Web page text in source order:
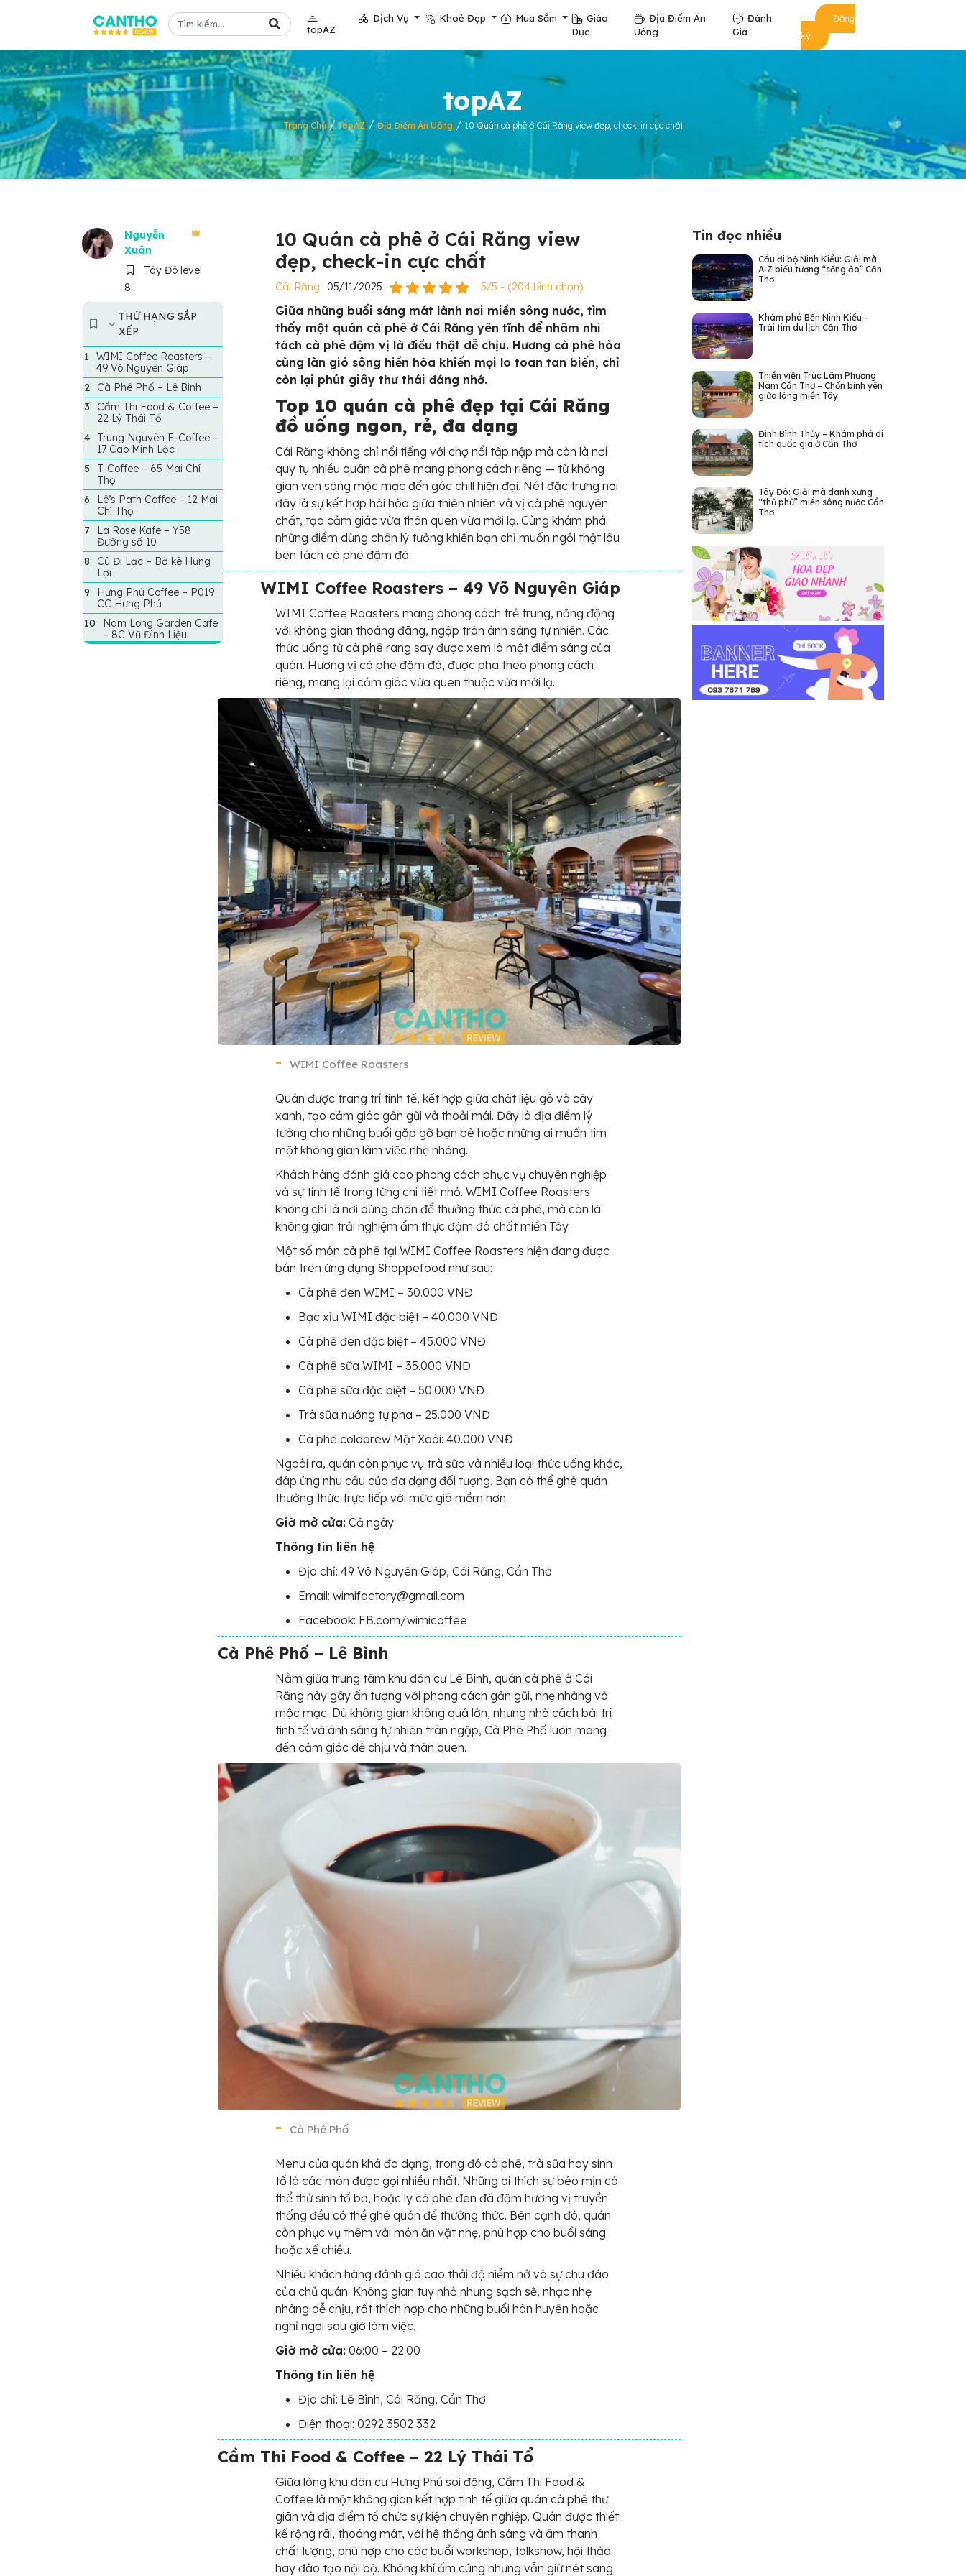
topAZ
Dịch Vụ Khoẻ Đẹp Mua Sắm
Giáo
Dục
Địa Điểm Ăn
Uống
Đánh
Giá
Đăng
ký
topAZ
Trang Chủ/topAZ/Địa Điểm Ăn Uống / 10 Quán cà phê ở Cái Răng view đẹp, check-in cực chất
Nguyễn
Xuân
Tây Đô level
8
10 Quán cà phê ở Cái Răng view
đẹp, check-in cực chất
Cái Răng 05/11/2025 5/5 - (204 bình chọn)
THỨ HẠNG SẮP
XẾP
WIMI Coffee Roasters –
49 Võ Nguyên Giáp
Cà Phê Phố – Lê Bình
Cầm Thi Food & Coffee –
22 Lý Thái Tổ
Trung Nguyên E-Coffee –
17 Cao Minh Lộc
T-Coffee – 65 Mai Chí
Thọ
Lê’s Path Coffee – 12 Mai
Chí Thọ
La Rose Kafe – Y58
Đường số 10
Củ Đi Lạc – Bờ kè Hưng
Lợi
Hưng Phú Coffee – P019
CC Hưng Phú
Nam Long Garden Cafe
– 8C Vũ Đình Liệu
Giữa những buổi sáng mát lành nơi miền sông nước, tìm
thấy một quán cà phê ở Cái Răng yên tĩnh để nhâm nhi
tách cà phê đậm vị là điều thật dễ chịu. Hương cà phê hòa
cùng làn gió sông hiền hòa khiến mọi lo toan tan biến, chỉ
còn lại phút giây thư thái đáng nhớ.
Top 10 quán cà phê đẹp tại Cái Răng
đồ uống ngon, rẻ, đa dạng
Cái Răng không chỉ nổi tiếng với chợ nổi tấp nập mà còn là nơi
quy tụ nhiều quán cà phê mang phong cách riêng — từ không
gian ven sông mộc mạc đến góc chill hiện đại. Nét đặc trưng nơi
đây là sự kết hợp hài hòa giữa thiên nhiên và vị cà phê nguyên
chất, tạo cảm giác vừa thân quen vừa mới lạ. Cùng khám phá
những điểm dừng chân lý tưởng khiến bạn chỉ muốn ngồi thật lâu
bên tách cà phê đậm đà:
WIMI Coffee Roasters – 49 Võ Nguyên Giáp
WIMI Coffee Roasters mang phong cách trẻ trung, năng động
với không gian thoáng đãng, ngập tràn ánh sáng tự nhiên. Các
thức uống từ cà phê rang say được xem là một điểm sáng của
quán. Hương vị cà phê đậm đà, được pha theo phong cách
riêng, mang lại cảm giác vừa quen thuộc vừa mới lạ.
WIMI Coffee Roasters
Quán được trang trí tinh tế, kết hợp giữa chất liệu gỗ và cây
xanh, tạo cảm giác gần gũi và thoải mái. Đây là địa điểm lý
tưởng cho những buổi gặp gỡ bạn bè hoặc những ai muốn tìm
một không gian làm việc nhẹ nhàng.
Khách hàng đánh giá cao phong cách phục vụ chuyên nghiệp
và sự tinh tế trong từng chi tiết nhỏ. WIMI Coffee Roasters
không chỉ là nơi dừng chân để thưởng thức cà phê, mà còn là
không gian trải nghiệm ẩm thực đậm đà chất miền Tây.
Một số món cà phê tại WIMI Coffee Roasters hiện đang được
bán trên ứng dụng Shoppefood như sau:
Cà phê đen WIMI – 30.000 VNĐ
Bạc xỉu WIMI đặc biệt – 40.000 VNĐ
Cà phê đen đặc biệt – 45.000 VNĐ
Cà phê sữa WIMI – 35.000 VNĐ
Cà phê sữa đặc biệt – 50.000 VNĐ
Trà sữa nướng tự pha – 25.000 VNĐ
Cà phê coldbrew Mật Xoài: 40.000 VNĐ
Ngoài ra, quán còn phục vụ trà sữa và nhiều loại thức uống khác,
đáp ứng nhu cầu của đa dạng đối tượng. Bạn có thể ghé quán
thưởng thức trực tiếp với mức giá mềm hơn.
Giờ mở cửa: Cả ngày
Thông tin liên hệ
Địa chỉ: 49 Võ Nguyên Giáp, Cái Răng, Cần Thơ
Email: wimifactory@gmail.com
Facebook: FB.com/wimicoffee
Cà Phê Phố – Lê Bình
Nằm giữa trung tâm khu dân cư Lê Bình, quán cà phê ở Cái
Răng này gây ấn tượng với phong cách gần gũi, nhẹ nhàng và
mộc mạc. Dù không gian không quá lớn, nhưng nhờ cách bài trí
tinh tế và ánh sáng tự nhiên tràn ngập, Cà Phê Phố luôn mang
đến cảm giác dễ chịu và thân quen.
Cà Phê Phố
Menu của quán khá đa dạng, trong đó cà phê, trà sữa hay sinh
tố là các món được gọi nhiều nhất. Những ai thích sự béo mịn có
thể thử sinh tố bơ, hoặc ly cà phê đen đá đậm hương vị truyền
thống đều có thề ghé quán để thưởng thức. Bên cạnh đó, quán
còn phục vụ thêm vài món ăn vặt nhẹ, phù hợp cho buổi sáng
hoặc xế chiều.
Nhiều khách hàng đánh giá cao thái độ niềm nở và sự chu đáo
của chủ quán. Không gian tuy nhỏ nhưng sạch sẽ, nhạc nhẹ
nhàng dễ chịu, rất thích hợp cho những buổi hàn huyên hoặc
nghỉ ngơi sau giờ làm việc.
Giờ mở cửa: 06:00 – 22:00
Thông tin liên hệ
Địa chỉ: Lê Bình, Cái Răng, Cần Thơ
Điện thoại: 0292 3502 332
Cầm Thi Food & Coffee – 22 Lý Thái Tổ
Giữa lòng khu dân cư Hưng Phú sôi động, Cầm Thi Food &
Coffee là một không gian kết hợp tinh tế giữa quán cà phê thư
giãn và địa điểm tổ chức sự kiện chuyên nghiệp. Quán được thiết
kế rộng rãi, thoáng mát, với hệ thống ánh sáng và âm thanh
chất lượng, phù hợp cho các buổi workshop, talkshow, hội thảo
hay đào tạo nội bộ. Không khí ấm cúng nhưng vẫn giữ nét sang
Tin đọc nhiều
Cầu đi bộ Ninh Kiều: Giải mã
A-Z biểu tượng “sống ảo” Cần
Thơ
Khám phá Bến Ninh Kiều –
Trái tim du lịch Cần Thơ
Thiền viện Trúc Lâm Phương
Nam Cần Thơ – Chốn bình yên
giữa lòng miền Tây
Đình Bình Thủy – Khám phá di
tích quốc gia ở Cần Thơ
Tây Đô: Giải mã danh xưng
“thủ phủ” miền sông nước Cần
Thơ